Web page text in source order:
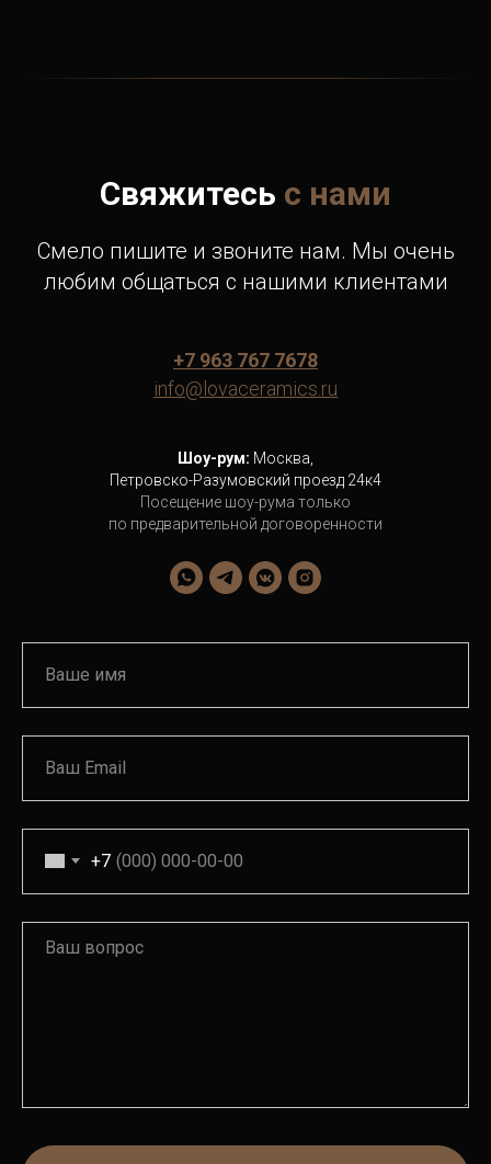
Свяжитесь с нами
Смело пишите и звоните нам. Мы очень
любим общаться с нашими клиентами
+7 963 767 7678
info@lovaceramics.ru
Шоу-рум: Москва,
Петровско-Разумовский проезд 24к4
Посещение шоу-рума только
по предварительной договоренности
+7